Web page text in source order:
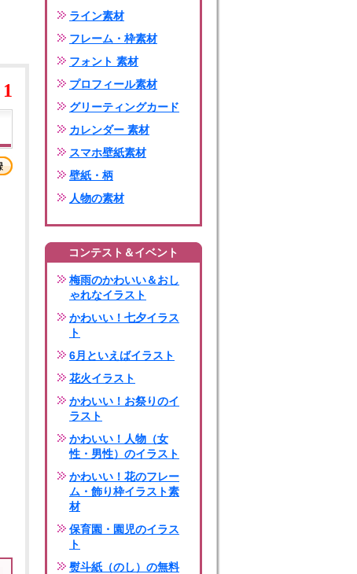
1
ライン素材
フレーム・枠素材
フォント 素材
プロフィール素材
グリーティングカード
カレンダー 素材
スマホ壁紙素材
壁紙・柄
人物の素材
コンテスト＆イベント
梅雨のかわいい＆おし
ゃれなイラスト
かわいい！七夕イラス
ト
6月といえばイラスト
花火イラスト
かわいい！お祭りのイ
ラスト
かわいい！人物（女
性・男性）のイラスト
かわいい！花のフレー
ム・飾り枠イラスト素
材
保育園・園児のイラス
ト
熨斗紙（のし）の無料